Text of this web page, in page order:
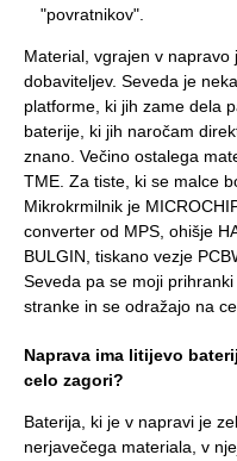
"povratnikov".
Material, vgrajen v
dobaviteljev. Seveda je
platforme, ki jih zame dela
baterije, ki jih naročam
znano. Večino ostalega
TME. Za tiste, ki se malce
Mikrokrmilnik je
converter od MPS, ohišje
BULGIN, tiskano vezje
Seveda pa se moji
stranke in se odražajo na
Naprava ima litijevo
celo zagori?
Baterija, ki je v napravi je
nerjavečega materiala, v